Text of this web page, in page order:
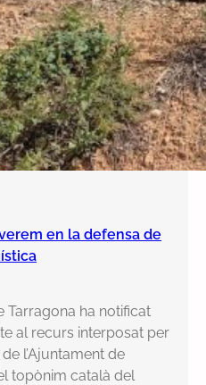
en la defensa de
Tarragona ha notificat
al recurs interposat per
l’Ajuntament de
topònim català del